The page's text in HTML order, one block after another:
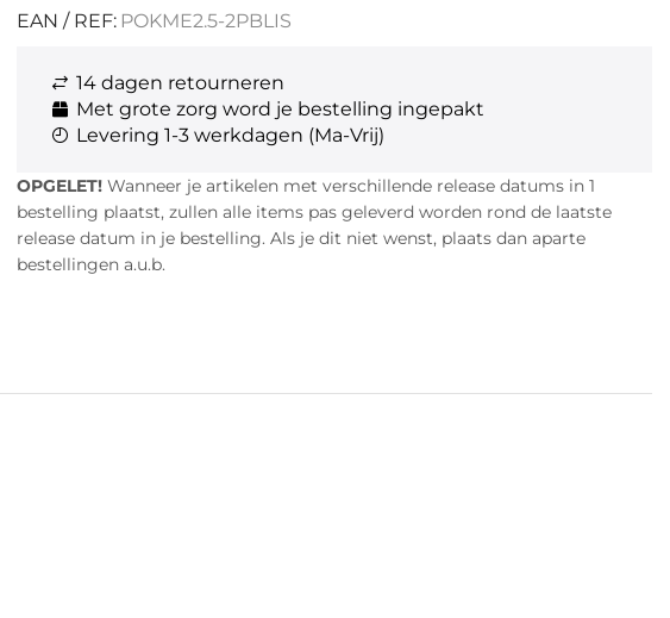
EAN / REF: POKME2.5-2PBLIS
14 dagen retourneren
Met grote zorg word je bestelling ingepakt
Levering 1-3 werkdagen (Ma-Vrij)
OPGELET!Wanneer je artikelen met verschillende release datums in 1
bestelling plaatst, zullen alle items pas geleverd worden rond de laatste
release datum in je bestelling. Als je dit niet wenst, plaats dan aparte
bestellingen a.u.b.